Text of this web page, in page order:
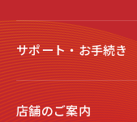
サポート・お手続き
店舗のご案内